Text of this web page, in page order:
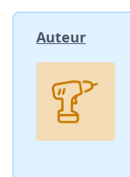
Auteur